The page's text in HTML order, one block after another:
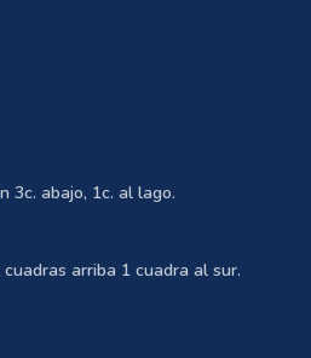
3c. abajo, 1c. al lago.
arriba 1 cuadra al sur.